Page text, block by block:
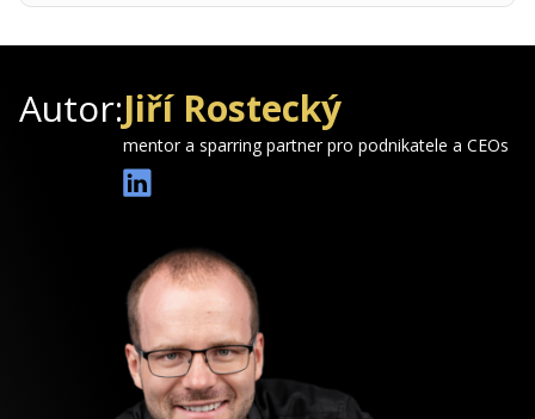
Autor:Jiří Rostecký
mentor a sparring partner pro podnikatele a CEOs